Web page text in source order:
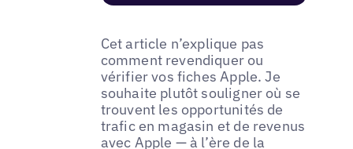
Cet article n’explique pas
comment revendiquer ou
vérifier vos fiches Apple. Je
souhaite plutôt souligner où se
trouvent les opportunités de
trafic en magasin et de revenus
avec Apple — à l’ère de la